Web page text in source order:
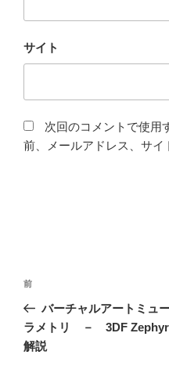
サイト
次回のコメントで使用
前、メールアドレス、サイ
投
ナ
ビ
前
の
投
稿
前
バーチャルアートミュ
ラメトリ － 3DF Zephyr
解説